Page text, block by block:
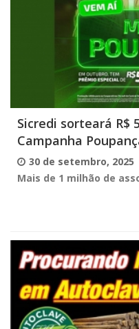
Sicredi sorteará R$
Campanha
30 de setembro, 2025
Mais de 1 milhão de